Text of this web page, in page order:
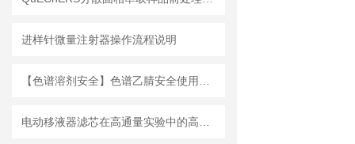
进样针微量注射器操作流程说明